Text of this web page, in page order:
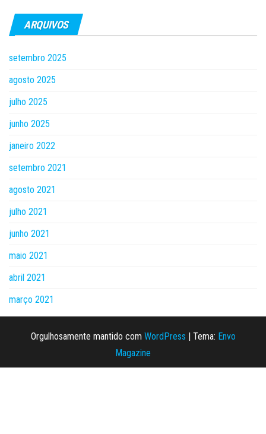
ARQUIVOS
setembro 2025
agosto 2025
julho 2025
junho 2025
janeiro 2022
setembro 2021
agosto 2021
julho 2021
junho 2021
maio 2021
abril 2021
março 2021
Orgulhosamente mantido com WordPress Tema: Envo
Magazine